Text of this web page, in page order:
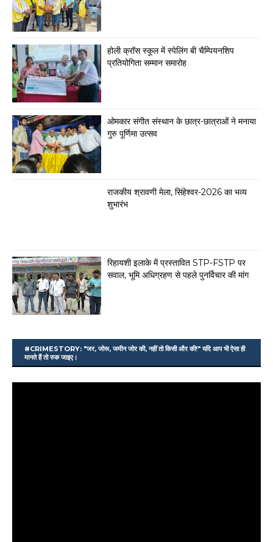
होली क्रॉस स्कूल में स्पेलिंग बी चैम्पियनशिप
प्रतियोगिता सम्मान समारोह
ओमकार संगीत संस्थान के छात्र-छात्राओं ने मनाया
गुरु पूर्णिमा उत्सव
राजकीय श्रावणी मेला, सिंहेश्वर-2026 का भव्य
शुभारंभ
रिहायशी इलाके में प्रस्तावित STP-FSTP पर
सवाल, भूमि अधिग्रहण से पहले पुनर्विचार की मांग
#CRIMESTORY: "जर, जोरू, जमीन जोर की, नहीं तो किसी और की!" यदि आप भी ऐसा ही
मानते हैं तो रुक जाइए।